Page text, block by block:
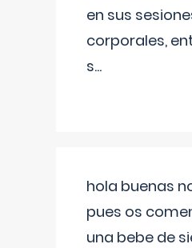
en sus
corporales,
s...
hola buenas
pues os
una bebe de